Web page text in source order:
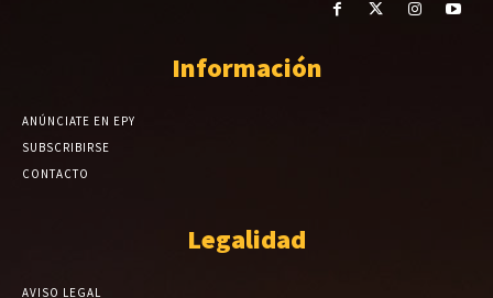
Información
ANÚNCIATE EN EPY
SUBSCRIBIRSE
CONTACTO
Legalidad
AVISO LEGAL